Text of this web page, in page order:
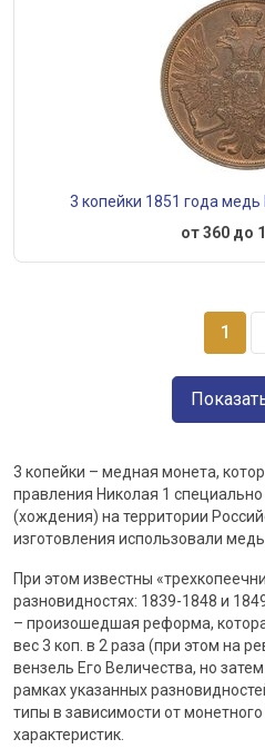
3 копейки 1851 года
от 360 до
1
3 копейки – медная монета,
правления Николая 1
(хождения) на территории
изготовления использовали медь.
При этом известны
разновидностях: 1839-1848 и
– произошедшая реформа,
вес 3 коп. в 2 раза (при этом на
вензель Его Величества, но
рамках указанных
типы в зависимости от
характеристик.